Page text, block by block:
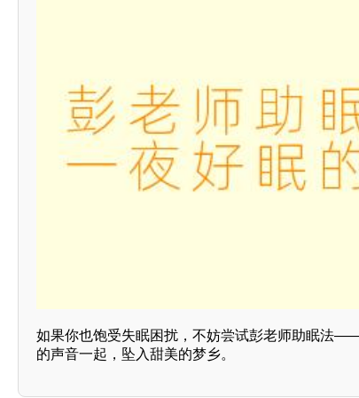
如果你也饱受失眠困扰，不妨尝试彭老师助眠法
的声音一起，坠入甜美的梦乡。